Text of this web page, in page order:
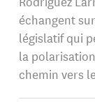
échangent
législatif qui
la
chemin vers